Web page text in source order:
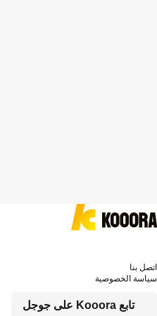
تابع Kooora على جوجل
اتصل بنا
سياسة الخصوصية